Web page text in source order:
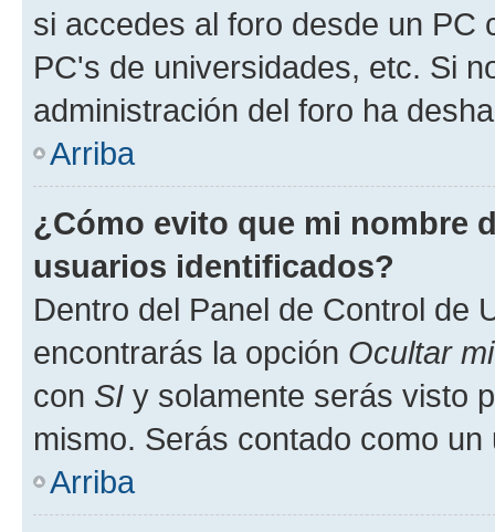
si accedes al foro desde un PC
PC's de universidades, etc. Si
administración del foro ha
Arriba
¿Cómo evito que mi nombre
usuarios identificados?
Dentro del Panel de Control de
encontrarás la opción Ocultar
con SI y solamente serás visto
mismo. Serás contado como un
Arriba